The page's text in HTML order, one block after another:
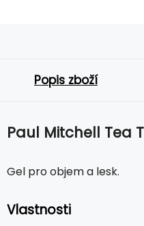
Popis zboží
Paul Mitchell Tea
Gel pro objem a lesk.
Vlastnosti